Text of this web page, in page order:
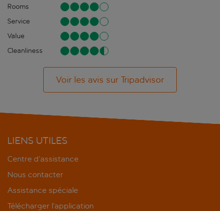
Rooms
Service
Value
Cleanliness
Voir les avis sur Tripadvisor
LIENS UTILES
Centre d’assistance
Nous contacter
Assistance spéciale
Télécharger l’application